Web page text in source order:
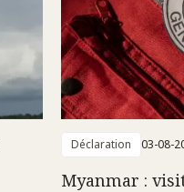
Déclaration 03-08-
Myanmar :